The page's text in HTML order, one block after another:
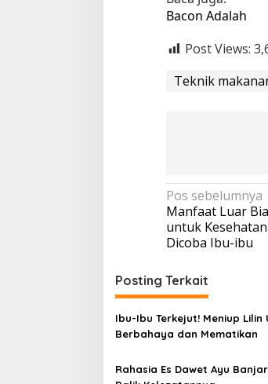
Bacon Adalah
Post Views:
Teknik
N
a
v
g
a
s
p
Pos sebelumnya
Manfaat Luar
untuk
Dicoba Ibu-ibu
Posting Terkait
Ibu-Ibu Terkejut! Meniup Lilin
Berbahaya dan Mematikan
Rahasia Es Dawet Ayu